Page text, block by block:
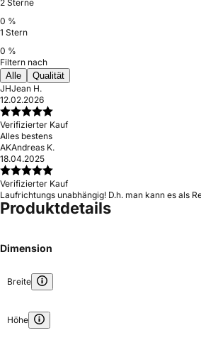
2 Sterne
0 %
1 Stern
0 %
Filtern nach
Alle
Qualität
JHJean H.
12.02.2026
Verifizierter Kauf
Alles bestens
AKAndreas K.
18.04.2025
Verifizierter Kauf
Laufrichtungs unabhängig! D.h. man kann es als
Produktdetails
Dimension
Breite
Höhe